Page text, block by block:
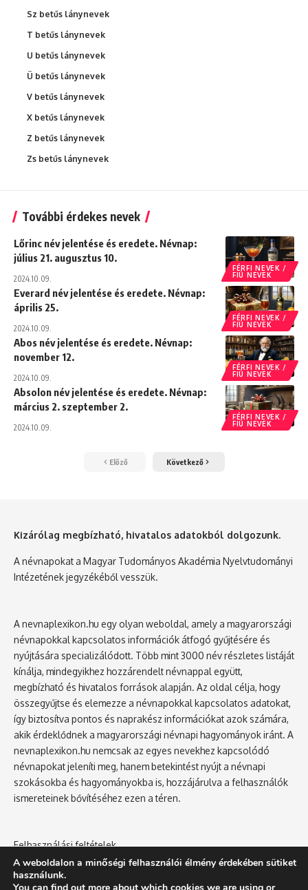
Sz betűs lánynevek
T betűs lánynevek
U betűs lánynevek
Ü betűs lánynevek
V betűs lánynevek
X betűs lánynevek
Z betűs lánynevek
Zs betűs lánynevek
További érdekes nevek
FÉRFI NEVEK /
FIÚ NEVEK
Lőrinc név jelentése és eredete. Névnap:
július 21. augusztus 10.
2024.10.09.
FÉRFI NEVEK /
FIÚ NEVEK
Everard név jelentése és eredete. Névnap:
április 25.
2024.10.09.
FÉRFI NEVEK /
FIÚ NEVEK
Abos név jelentése és eredete. Névnap:
november 12.
2024.10.09.
FÉRFI NEVEK /
FIÚ NEVEK
Absolon név jelentése és eredete. Névnap:
március 2. szeptember 2.
2024.10.09.
Előző Következő
Kizárólag megbízható, hivatalos adatokból dolgozunk.
A névnapokat a Magyar Tudományos Akadémia Nyelvtudományi
Intézetének jegyzékéből vesszük.
A nevnaplexikon.hu egy olyan weboldal, amely a magyarországi
névnapokkal kapcsolatos információk átfogó gyűjtésére és
nyújtására specializálódott. Több mint 3000 név részletes listáját
kínálja, mindegyikhez hozzárendelt névnappal együtt,
megbízható és hivatalos források alapján. Az oldal célja, hogy
összegyűjtse és elemezze a névnapokkal kapcsolatos adatokat,
így biztosítva pontos és naprakész információkat azok számára,
akik érdeklődnek a magyarországi névnapi hagyományok iránt. A
nevnaplexikon.hu nemcsak az egyes nevekhez kapcsolódó
névnapokat jeleníti meg, hanem betekintést nyújt a névnapi
szokásokba és hagyományokba is, hozzájárulva a felhasználók
ismereteinek bővítéséhez ezen a téren.
Felhasználási feltételek
Adatvédelmi tájékoztató
A weboldalon a minőségi felhasználói élmény érdekében sütiket
használunk.